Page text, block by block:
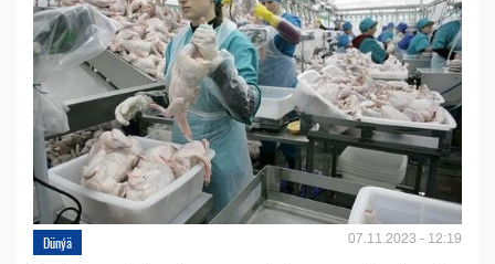
Dünýä 07.11.2023 - 12:19